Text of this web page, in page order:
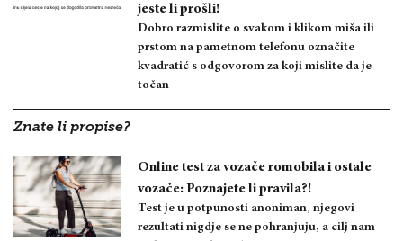
jeste li prošli!
Dobro razmislite o svakom i klikom miša ili
prstom na pametnom telefonu označite
kvadratić s odgovorom za koji mislite da je
točan
Znate li propise?
Online test za vozače romobila i ostale
vozače: Poznajete li pravila?!
Test je u potpunosti anoniman, njegovi
rezultati nigdje se ne pohranjuju, a cilj nam